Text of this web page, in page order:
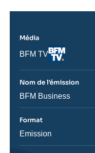
Média
Nom
journal,
ou
émission
BFM TV
Logo
Nom de l'émission
Nom
BFM Business
Format
Catégorie
Emission